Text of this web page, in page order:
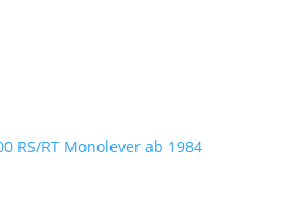
RS/RT Monolever ab 1984